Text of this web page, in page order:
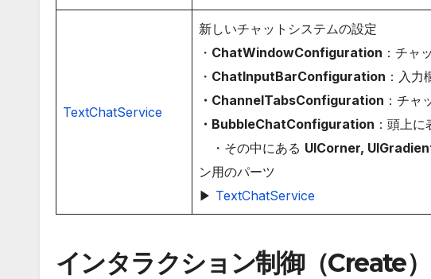
TextChatService
新しいチャットシステムの設定
・ ChatWindowConfiguration ：チャ
・ ChatInputBarConfiguration ：入力
・ChannelTabsConfiguration ：チャ
・BubbleChatConfiguration ：頭上
・その中にある UICorner,
ン用のパーツ
▶ TextChatService
インタラクション制御（Create）